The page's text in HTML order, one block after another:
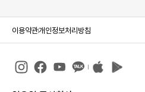
이용약관개인정보처리방침